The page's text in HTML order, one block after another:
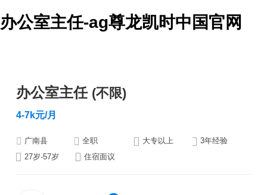
办公室主任-ag尊龙凯时中国官网
办公室主任 (不限)
4-7k元/月
广南县 全职 大专以上
3年经验
27岁-57岁
住宿面议